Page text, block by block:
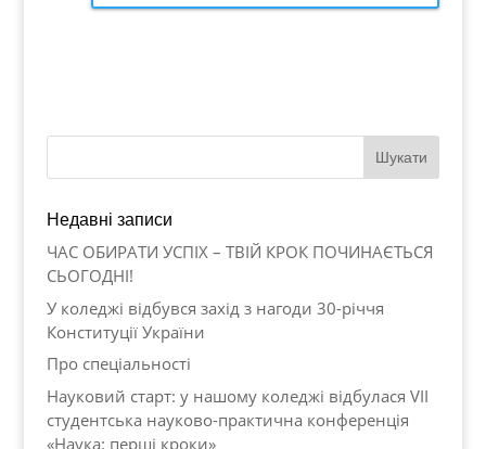
Недавні записи
ЧАС ОБИРАТИ УСПІХ – ТВІЙ КРОК ПОЧИНАЄТЬСЯ
СЬОГОДНІ!
У коледжі відбувся захід з нагоди 30-річчя
Конституції України
Про спеціальності
Науковий старт: у нашому коледжі відбулася VII
студентська науково-практична конференція
«Наука: перші кроки»